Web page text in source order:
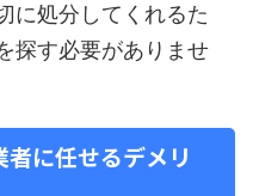
に処分してくれるた
探す必要がありませ
に任せるデメリ